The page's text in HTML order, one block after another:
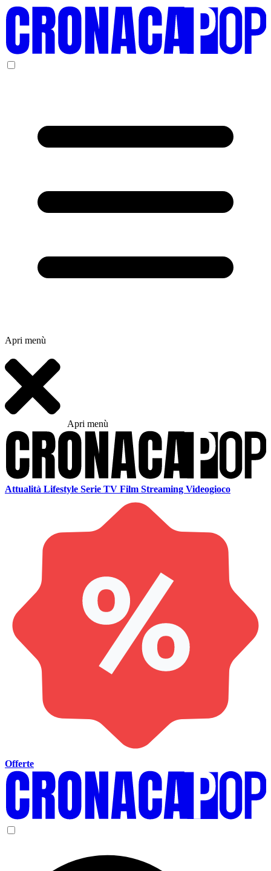
Apri menù
Apri menù
Attualità Lifestyle Serie TV Film Streaming Videogioco
Offerte